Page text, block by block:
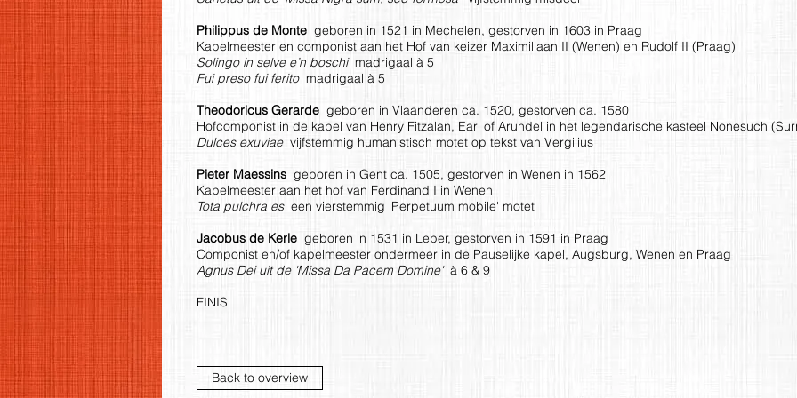
Philippus de Monte geboren in 1521 in Mechelen, gestorven in 1603 in Praag
Kapelmeester en componist aan het Hof van keizer Maximiliaan II (Wenen) en Rudolf II (Praag)
Solingo in selve e’n boschi madrigaal à 5
Fui preso fui ferito madrigaal à 5
Theodoricus Gerarde geboren in Vlaanderen ca. 1520, gestorven ca. 1580
Hofcomponist in de kapel van Henry Fitzalan, Earl of Arundel in het legendarische kasteel Nonesuch
Dulces exuviae vijfstemmig humanistisch motet op tekst van Vergilius
Pieter Maessins geboren in Gent ca. 1505, gestorven in Wenen in 1562
Kapelmeester aan het hof van Ferdinand I in Wenen
Tota pulchra es een vierstemmig 'Perpetuum mobile' motet
Jacobus de Kerle geboren in 1531 in Leper, gestorven in 1591 in Praag
Componist en/of kapelmeester ondermeer in de Pauselijke kapel, Augsburg, Wenen en Praag
Agnus Dei uit de 'Missa Da Pacem Domine' à 6 & 9
FINIS
Back to overview